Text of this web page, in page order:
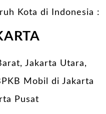
Kota di Indonesia :
Jakarta Utara,
Mobil di Jakarta
Pusat